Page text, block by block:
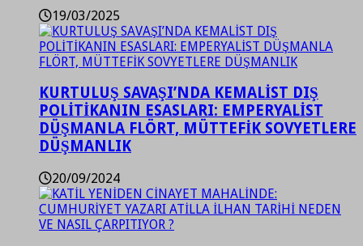
19/03/2025
KURTULUŞ SAVAŞI’NDA KEMALİST DIŞ
POLİTİKANIN ESASLARI: EMPERYALİST
DÜŞMANLA FLÖRT, MÜTTEFİK SOVYETLERE
DÜŞMANLIK
20/09/2024